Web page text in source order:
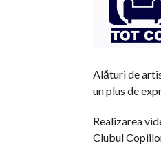
Alături de
un plus de
Realizarea
Clubul